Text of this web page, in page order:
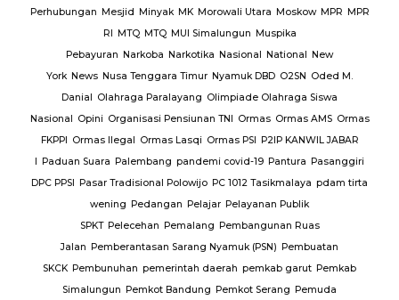
Perhubungan Mesjid Minyak MK Morowali Utara Moskow MPR MPR
RI MTQ MTQ MUI Simalungun Muspika
Pebayuran Narkoba Narkotika Nasional National New
York News Nusa Tenggara Timur Nyamuk DBD O2SN Oded M.
Danial Olahraga Paralayang Olimpiade Olahraga Siswa
Nasional Opini Organisasi Pensiunan TNI Ormas Ormas AMS Ormas
FKPPI Ormas Ilegal Ormas Lasqi Ormas PSI P2IP KANWIL JABAR
I Paduan Suara Palembang pandemi covid-19 Pantura Pasanggiri
DPC PPSI Pasar Tradisional Polowijo PC 1012 Tasikmalaya pdam tirta
wening Pedangan Pelajar Pelayanan Publik
SPKT Pelecehan Pemalang Pembangunan Ruas
Jalan Pemberantasan Sarang Nyamuk (PSN) Pembuatan
SKCK Pembunuhan pemerintah daerah pemkab garut Pemkab
Simalungun Pemkot Bandung Pemkot Serang Pemuda